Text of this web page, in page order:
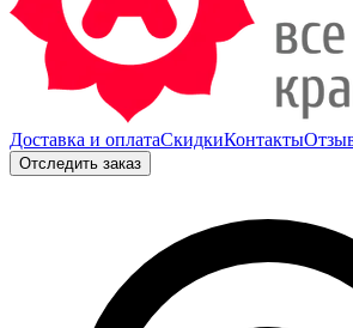
Доставка и оплатаСкидкиКонтакты
Отследить заказ